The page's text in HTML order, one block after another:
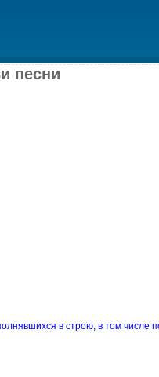
песни
в строю, в том